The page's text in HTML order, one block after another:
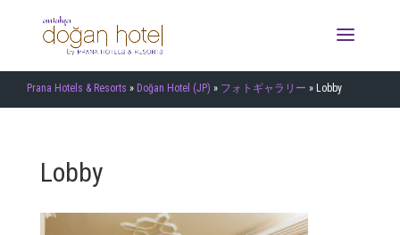
Prana Hotels & Resorts » Doğan Hotel (JP) » フォトギャラリー » Lobby
Lobby